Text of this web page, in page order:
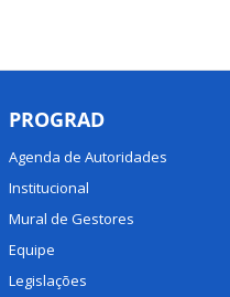
PROGRAD
Agenda de Autoridades
Institucional
Mural de Gestores
Equipe
Legislações